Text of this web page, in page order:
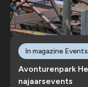
Avonturenpark
najaarsevents
In magazine Events